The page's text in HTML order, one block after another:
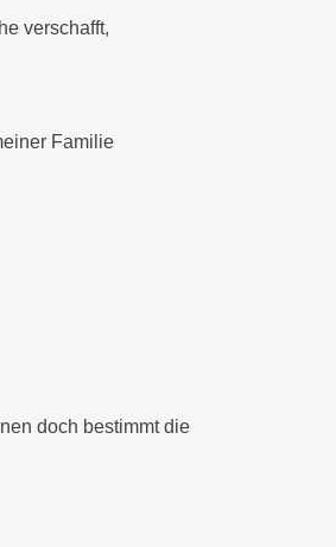
verschafft,
Familie
doch bestimmt die